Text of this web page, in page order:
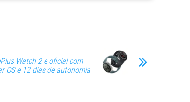
Watch 2 é oficial com
OS e 12 dias de autonomia